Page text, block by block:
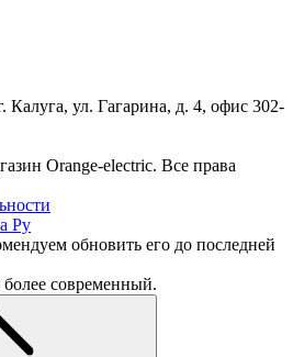
Калуга, ул. Гагарина, д. 4, офис 302-
Orange-electric. Все права
Ру
обновить его до последней
более современный.